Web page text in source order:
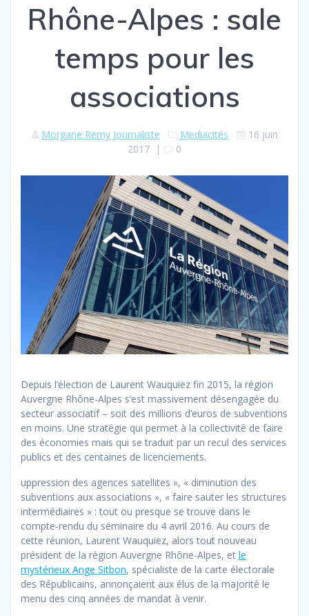
Rhône-Alpes : sale
temps pour les
associations
Morgane Remy Journaliste Mediacités
16 juin
2017 | 0
Depuis l’élection de Laurent Wauquiez fin 2015, la région
Auvergne Rhône-Alpes s’est massivement désengagée du
secteur associatif – soit des millions d’euros de subventions
en moins. Une stratégie qui permet à la collectivité de faire
des économies mais qui se traduit par un recul des services
publics et des centaines de licenciements.
uppression des agences satellites », « diminution des
subventions aux associations », « faire sauter les structures
intermédiaires » : tout ou presque se trouve dans le
compte-rendu du séminaire du 4 avril 2016. Au cours de
cette réunion, Laurent Wauquiez, alors tout nouveau
président de la région Auvergne Rhône-Alpes, et le
mystérieux Ange Sitbon, spécialiste de la carte électorale
des Républicains, annonçaient aux élus de la majorité le
menu des cinq années de mandat à venir.